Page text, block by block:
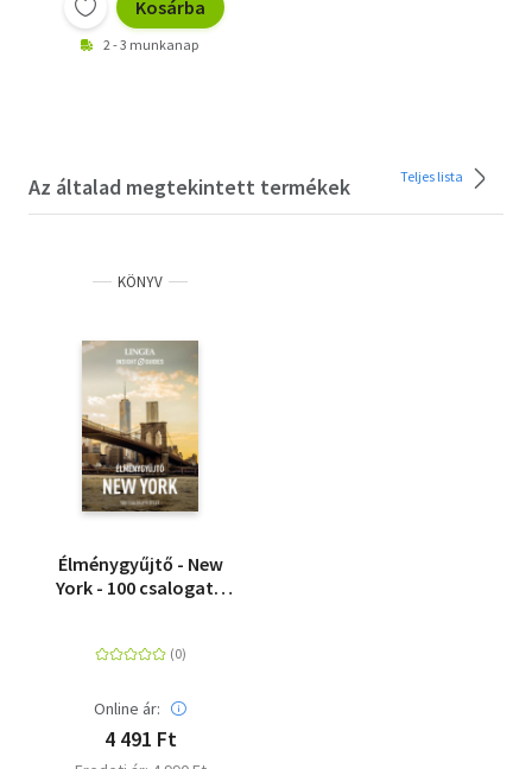
Kosárba
2 - 3 munkanap
Az általad megtekintett termékek Teljes lista
KÖNYV
Élménygyűjtő - New
York - 100 csalogató
Online ár:
4 491 Ft